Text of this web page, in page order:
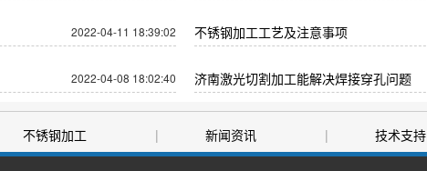
2022-04-11 18:39:02 不锈钢加工工艺及注意事项
2022-04-08 18:02:40 济南激光切割加工能解决焊接穿孔问题
不锈钢加工 | 新闻资讯 | 技术支持